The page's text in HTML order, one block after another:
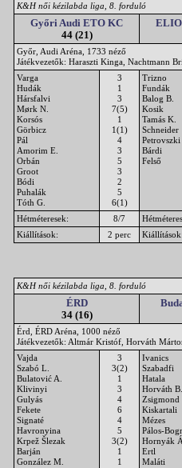
K&H női kézilabda liga, 8. forduló
Győri Audi ETO KC
44 (21)
Győr, Audi Aréna, 1733 néző
Játékvezetők: Haraszti Kinga, Nachtmann
Varga
Hudák
Hársfalvi
Mørk N.
Korsós
Görbicz
Pál
Amorim E.
Orbán
Groot
Bódi
Puhalák
Tóth G.
3
1
3
7(5)
1
1(1)
4
3
5
3
2
5
6(1)
Trizno
Fundák
Balog B.
Kosik
Tamás K.
Schneider
Petrovszki
Bárdi
Felső
Hétméteresek: 8/7
Kiállítások:
2 perc Kiállítások:
K&H női kézilabda liga, 8. forduló
ÉRD
34 (16)
Érd, ÉRD Aréna, 1000 néző
Játékvezetők: Altmár Kristóf, Horváth
Vajda
Szabó L.
Bulatović A.
Klivinyi
Gulyás
Fekete
Signaté
Havronyina
Krpež Šlezak
Barján
González M.
3
3(2)
1
3
4
6
4
5
3(2)
1
1
Ivanics
Szabadfi
Hatala
Horváth B.
Zsigmond
Kiskartali
Mézes
Pálos-
Hornyák Á.
Ertl
Maláti